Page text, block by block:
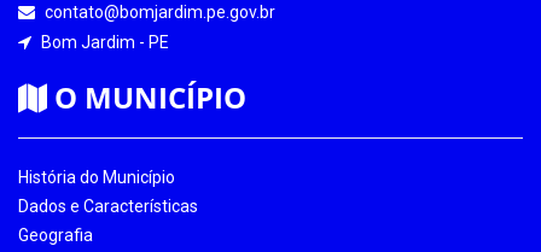
contato@bomjardim.pe.gov.br
Bom Jardim - PE
O MUNICÍPIO
História do Município
Dados e Características
Geografia